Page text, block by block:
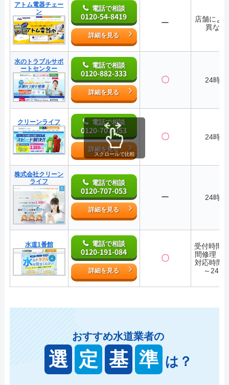
アトム電器チェー
ン
電話で相談
0120-54-8419
詳細を見る
ー
店舗によ
異なる
水のトラブルサポ
ートセンター
電話で相談
0120-882-333
詳細を見る
〇 24時間
クリーンライフ 電話で相談
0120-707-053
詳細を見る
〇 24時間
株式会社クリーン
ライフ
電話で相談
0120-707-053
詳細を見る
ー 24時間
水道1番館 電話で相談
0120-191-084
詳細を見る
〇
受付時間
間修理・
対応時間
～24:00
スクロールで比較
おすすめ水道業者の
選 定 基 準 は？